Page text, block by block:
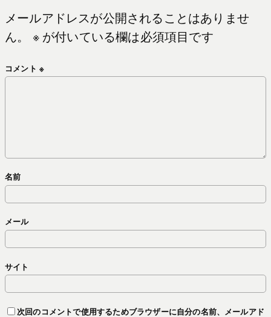
メールアドレスが公開されることはありませ
ん。
※が付いている欄は必須項目です
コメント ※
名前
メール
サイト
次回のコメントで使用するためブラウザーに自分の名前、メールアド